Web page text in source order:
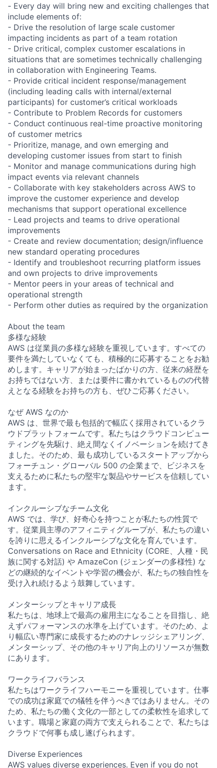
- Every day will bring new and exciting challenges that
include elements of:
- Drive the resolution of large scale customer
impacting incidents as part of a team rotation
- Drive critical, complex customer escalations in
situations that are sometimes technically challenging
in collaboration with Engineering Teams.
- Provide critical incident response/management
(including leading calls with internal/external
participants) for customer’s critical workloads
- Contribute to Problem Records for customers
- Conduct continuous real-time proactive monitoring
of customer metrics
- Prioritize, manage, and own emerging and
developing customer issues from start to finish
- Monitor and manage communications during high
impact events via relevant channels
- Collaborate with key stakeholders across AWS to
improve the customer experience and develop
mechanisms that support operational excellence
- Lead projects and teams to drive operational
improvements
- Create and review documentation; design/influence
new standard operating procedures
- Identify and troubleshoot recurring platform issues
and own projects to drive improvements
- Mentor peers in your areas of technical and
operational strength
- Perform other duties as required by the organization
About the team
多様な経験
AWS は従業員の多様な経験を重視しています。すべての
要件を満たしていなくても、積極的に応募することをお勧
めします。キャリアが始まったばかりの方、従来の経歴を
お持ちではない方、または要件に書かれているものの代替
えとなる経験をお持ちの方も、ぜひご応募ください。
なぜ AWS なのか
AWS は、世界で最も包括的で幅広く採用されているクラ
ウドプラットフォームです。私たちはクラウドコンピュー
ティングを先駆け、絶え間なくイノベーションを続けてき
ました。そのため、最も成功しているスタートアップから
フォーチュン・グローバル 500 の企業まで、ビジネスを
支えるために私たちの堅牢な製品やサービスを信頼してい
ます。
インクルーシブなチーム文化
AWS では、学び、好奇心を持つことが私たちの性質で
す。従業員主導のアフィニティグループが、私たちの違い
を誇りに思えるインクルーシブな文化を育んでいます。
Conversations on Race and Ethnicity (CORE、人種・民
族に関する対話) や AmazeCon (ジェンダーの多様性) な
どの継続的なイベントや学習の機会が、私たちの独自性を
受け入れ続けるよう鼓舞しています。
メンターシップとキャリア成長
私たちは、地球上で最高の雇用主になることを目指し、絶
えずパフォーマンスの水準を上げています。そのため、よ
り幅広い専門家に成長するためのナレッジシェアリング、
メンターシップ、その他のキャリア向上のリソースが無数
にあります。
ワークライフバランス
私たちはワークライフハーモニーを重視しています。仕事
での成功は家庭での犠牲を伴うべきではありません。その
ため、私たちの働く文化の一部としての柔軟性を追求して
います。職場と家庭の両方で支えられることで、私たちは
クラウドで何事も成し遂げられます。
Diverse Experiences
AWS values diverse experiences. Even if you do not